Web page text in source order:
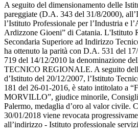
A seguito del dimensionamento delle
pareggiate (D.A. 343 del 31/8/2000),
l’Istituto Professionale per l’Industria e
Ardizzone Gioeni” di Catania. L'Istituto
Secondaria Superiore ad Indirizzo
ha ottenuto la parità con D.A. 531 del
719 del 14/12/2010 la denominazione
TECNICO REGIONALE. A seguito
d’Istituto del 20/12/2007, l’Istituto
181 del 26-01-2016, è stato intitolato a
MORVILLO”, giudice minorile,
Palermo, medaglia d’oro al valor civile.
30/01/2018 viene revocata
all’indirizzo - Istituto professionale